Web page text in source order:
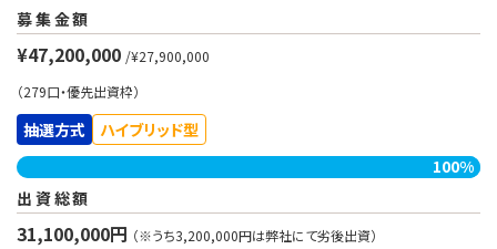
募集金額
¥47,200,000 /¥27,900,000
（279口・優先出資枠）
抽選方式
ハイブリッド型
100%
出資総額
31,100,000円 （※うち3,200,000円は弊社にて劣後出資）